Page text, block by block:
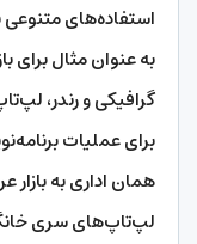
استفاده‌های
به عنوان مثال برای
گرافیکی و رندر،
برای عملیات
همان اداری به
لپ‌تاپ‌های سری